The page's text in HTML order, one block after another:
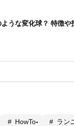
うな変化球？ 特徴
HowTo ラン